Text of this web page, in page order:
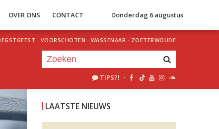
OVER ONS CONTACT Donderdag 6 augustus
· VOORSCHOTEN · WASSENAAR · ZOETERWOUDE
TIPS?! ·
LAATSTE NIEUWS